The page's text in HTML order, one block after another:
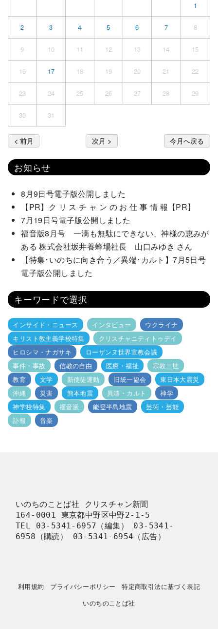
1
2 3 4 5 6 7 8
9 10 11 12 13 14 15
16 17 18 19 20 21 22
23 24 25 26 27 28 29
30 31
< 前月 次月 > 今月へ戻る
お知らせ
8月9日号電子版公開しました
【PR】ク リ ス チ ャ ン の お 仕 事 情 報【PR】
7月19日号電子版公開しました
福音版8月号 一滴も無駄にできない、神様の恵みが
ある 株式会社坂井養蜂場社長 山口みゆき さん
【特集･いのちに向き合う／異端･カルト】7月5日号
電子版公開しました
キーワードで選択
インサイド・ニュース インタビュー
ウクライナ
キリスト教主義学校特集
クリスチャニティトゥデイ
ヒロシマ・ナガサキ
ローザンヌ世界宣教会議
事件・事故
信教の自由 医療・福祉
宗教二世
教育
文学 新使徒運動 旧統一協会
東日本大震災
沖縄
災害 熊本地震 異端・カルト
神学
神学校特集
福音派 能登半島地震
芸術・芸能
訃報
音楽
いのちのことば社 クリスチャン新聞
164-0001 東京都中野区中野2-1-5
TEL 03-5341-6957（編集） 03-5341-
6958（購読） 03-5341-6954（広告）
利用規約 プライバシーポリシー
特定商取引法に基づく表記
いのちのことば社